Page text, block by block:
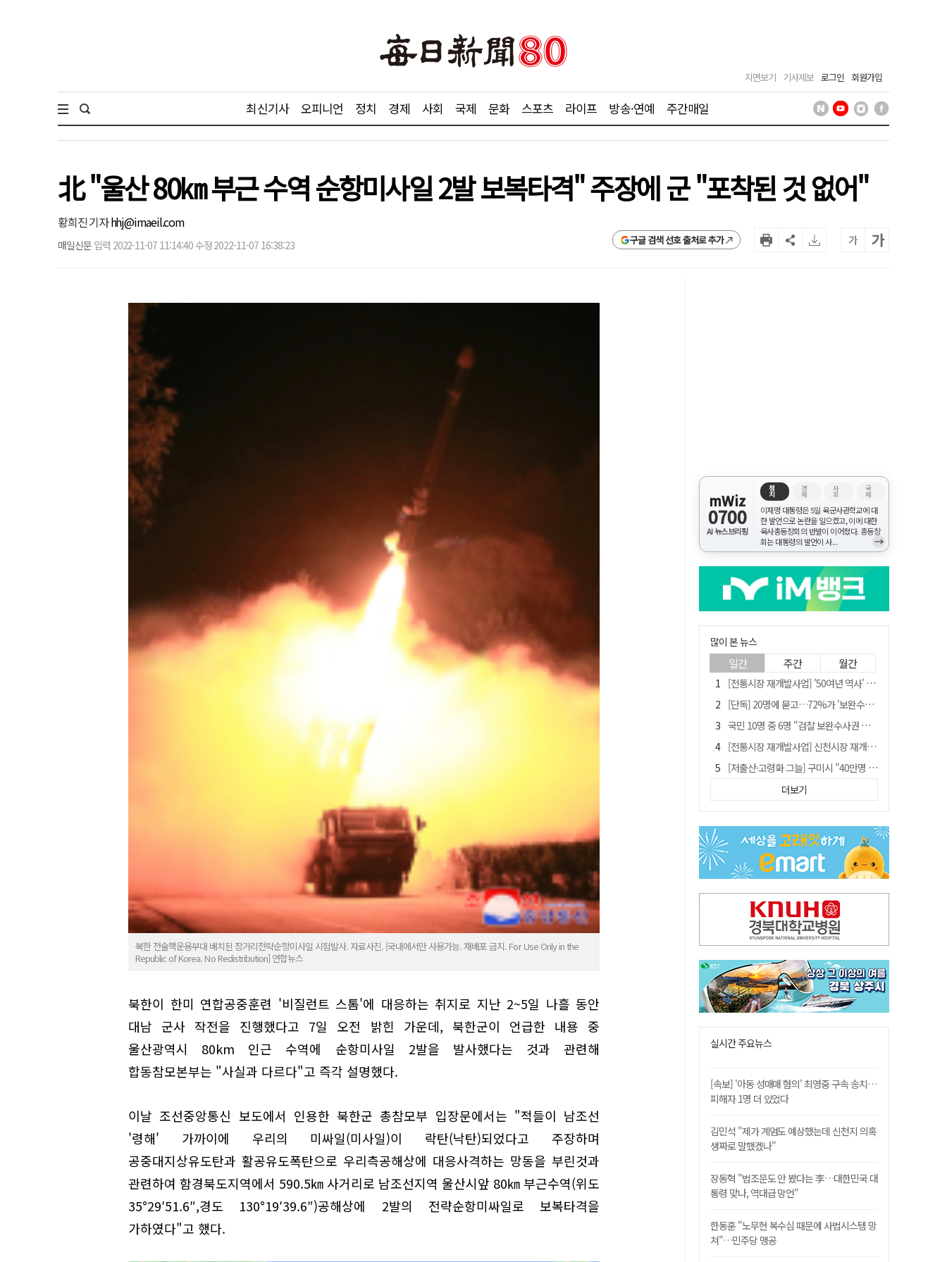
지면보기 기사제보 로그인 회원가입
최신기사 오피니언 정치 경제 사회 국제 문화 스포츠 라이프 방송·연예 주간매일
北 "울산 80㎞ 부근 수역 순항미사일 2발 보복타격" 주장에 군 "포착된 것 없어"
황희진 기자hhj@imaeil.com
매일신문 입력 2022-11-07 11:14:40 수정 2022-11-07 16:38:23 구글 검색 선호 출처로 추가 가 가
북한 전술핵운용부대 배치된 장거리전략순항미사일 시험발사. 자료사진. [국내에서만 사용가능. 재배포 금지. For Use Only in the
Republic of Korea. No Redistribution] 연합뉴스
북한이 한미 연합공중훈련 '비질런트 스톰'에 대응하는 취지로 지난 2~5일 나흘 동안
대남 군사 작전을 진행했다고 7일 오전 밝힌 가운데, 북한군이 언급한 내용 중
울산광역시 80km 인근 수역에 순항미사일 2발을 발사했다는 것과 관련해
합동참모본부는 "사실과 다르다"고 즉각 설명했다.
이날 조선중앙통신 보도에서 인용한 북한군 총참모부 입장문에서는 "적들이 남조선
'령해' 가까이에 우리의 미싸일(미사일)이 락탄(낙탄)되었다고 주장하며
공중대지상유도탄과 활공유도폭탄으로 우리측공해상에 대응사격하는 망동을 부린것과
관련하여 함경북도지역에서 590.5㎞ 사거리로 남조선지역 울산시앞 80㎞ 부근수역(위도
35°29′51.6″,경도 130°19′39.6″)공해상에 2발의 전략순항미싸일로 보복타격을
가하였다"고 했다.
mWiz
0700
AI 뉴스브리핑
정
치
경
제
사
회
국
제
이재명 대통령은 5일 육군사관학교에 대
한 발언으로 논란을 일으켰고, 이에 대한
육사총동창회의 반발이 이어졌다. 총동창
회는 대통령의 발언이 사...
→
많이 본 뉴스
일간 주간 월간
[전통시장 재개발사업] '50여년 역사' 수성시장 자리에 25층 주상복합 들어선다
[단독] 20명에 묻고…72%가 '보완수사권 폐지'?
국민 10명 중 6명 "검찰 보완수사권 필요"…민주당 지지층도 53.8%
[전통시장 재개발사업] 신천시장 재개발, 준공 후에도 소송전
[저출산·고령화 그늘] 구미시 "40만명 사수" 고령군 "3만명대 회복"
안동-사가에, "50년 우정 넘어 미래 50년 함께 연다"
"오를까, 내릴까" 목표가 깎인 삼전·닉스…AMD 이어 샌디스크에 쏠린 눈
[인사]경상북도
'부산 돌려차기' 피해자, 서범수 "돌려차기 하죠" 실언 사과 수용
더보기
실시간 주요뉴스
[속보] '아동 성매매 혐의' 최영중 구속 송치…
피해자 1명 더 있었다
김민석 "제가 계엄도 예상했는데 신천지 의혹
생짜로 말했겠나"
장동혁 "법조문도 안 봤다는 李…대한민국 대
통령 맞나, 역대급 망언"
한동훈 "노무현 복수심 때문에 사법시스템 망
쳐"…민주당 맹공